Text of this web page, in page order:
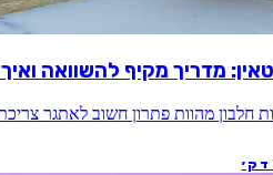
מדריך מקיף להשוואה
חלבון מהוות פתרון חשוב לאתגר
דק׳